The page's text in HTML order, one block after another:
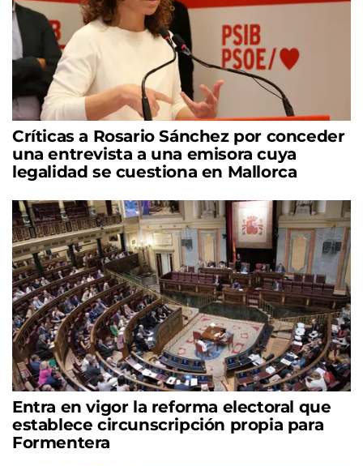
Críticas a Rosario Sánchez por conceder
una entrevista a una emisora cuya
legalidad se cuestiona en Mallorca
Entra en vigor la reforma electoral que
establece circunscripción propia para
Formentera